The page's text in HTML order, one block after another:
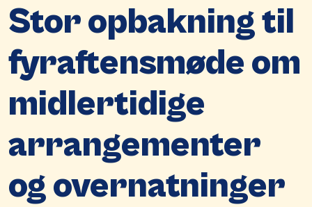
Stor opbakning til
fyraftensmøde om
midlertidige
arrangementer
og overnatninger